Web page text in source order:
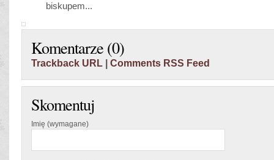
biskupem...
Komentarze (0)
Trackback URL Comments RSS Feed
Skomentuj
Imię (wymagane)